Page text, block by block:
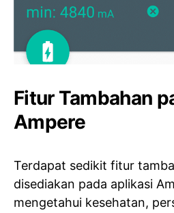
Fitur Tambahan
Ampere
Terdapat sedikit fitur
disediakan pada aplikasi
mengetahui kesehatan,